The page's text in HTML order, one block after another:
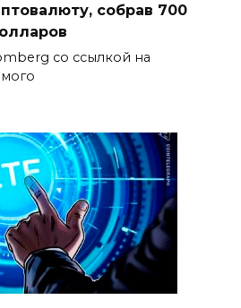
собрав 700
со ссылкой на